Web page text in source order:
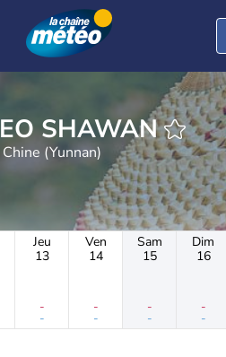
METEO SHAWAN
Chine (Yunnan)
Jeu
13
-
-
Ven
14
-
-
Sam
15
-
-
Dim
16
-
-